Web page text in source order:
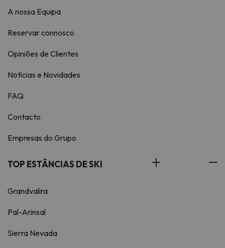
A nossa Equipa
Reservar connosco
Opiniões de Clientes
Notícias e Novidades
FAQ
Contacto
Empresas do Grupo
TOP ESTÂNCIAS DE SKI
Grandvalira
Pal-Arinsal
Sierra Nevada